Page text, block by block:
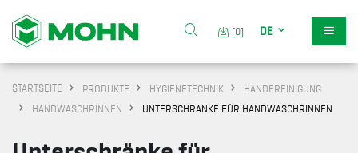
[0] DE
STARTSEITE PRODUKTE HYGIENETECHNIK
HÄNDEREINIGUNG
HANDWASCHRINNEN
UNTERSCHRÄNKE FÜR HANDWASCHRINNEN